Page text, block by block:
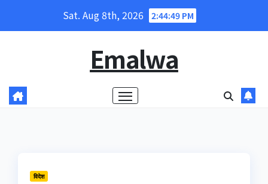
Sat. Aug 8th, 2026 2:44:50 PM
Emalwa
विदेश